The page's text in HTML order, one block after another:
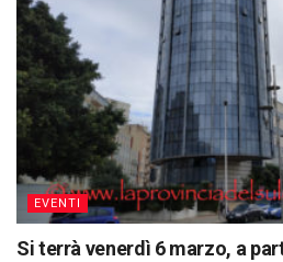
EVENTI
Si terrà venerdì 6 marzo, a